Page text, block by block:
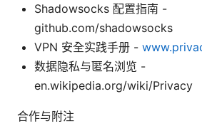
Shadowsocks 配置指南 -
github.com/shadowsocks
VPN 安全实践手册 -
数据隐私与匿名浏览 -
en.wikipedia.org/wiki/Privacy
合作与附注